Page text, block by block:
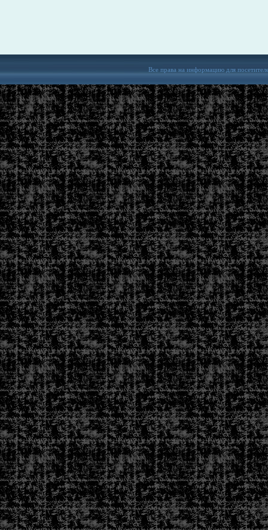
Все права на информацию для